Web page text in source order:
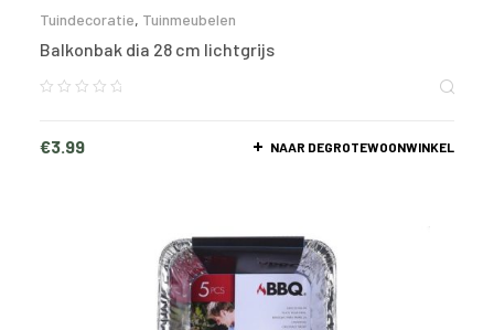
Tuindecoratie, Tuinmeubelen
Balkonbak dia 28 cm lichtgrijs
€3.99 NAAR DEGROTEWOONWINKEL